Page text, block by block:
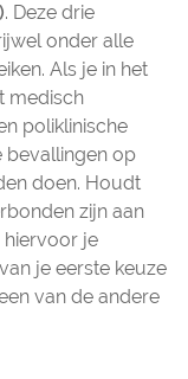
. Deze drie
onder alle
Als je in het
medisch
poliklinische
bevallingen op
doen. Houdt
zijn aan
hiervoor je
je eerste keuze
van de andere